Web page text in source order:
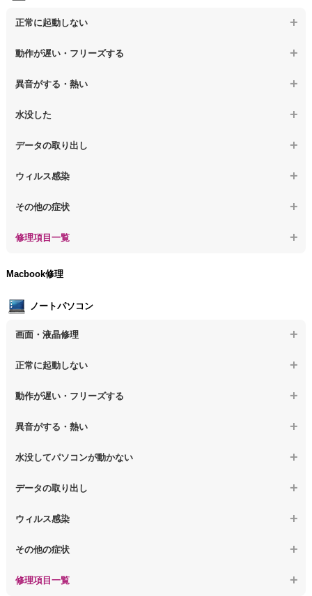
正常に起動しない
【デスクトップPC】電源を押しても反応がない
【デスクトップPC】修復モードから復旧できない
【デスクトップPC】その他の起動しない問題
動作が遅い・フリーズする
【デスクトップPC】操作中の動作が遅い
異音がする・熱い
【デスクトップPC】パソコンから異音がする
水没した
【デスクトップPC】水没してパソコンが動かない
データの取り出し
【デスクトップPC】起動しないPCのデータを復旧
ウィルス感染
【デスクトップPC】特定のプログラムを削除したい
【デスクトップPC】ウィルス感染のその他の問題
その他の症状
【デスクトップPC】事例紹介
修理項目一覧
【デスクトップPC】電源故障
【デスクトップPC】液晶ディスプレイ交換
【デスクトップPC】マザーボード交換
【デスクトップPC】OS再インストール
Macbook修理
ノートパソコン
画面・液晶修理
【ノートパソコン】画面の割れ・破損
正常に起動しない
【ノートパソコン】電源を押しても反応がない
【ノートパソコン】修復モードから復旧できない
【ノートパソコン】その他の起動しない問題
動作が遅い・フリーズする
【ノートパソコン】操作中の動作が重い
異音がする・熱い
【ノートパソコン】パソコンから異音がする
水没してパソコンが動かない
【ノートパソコン】水没してパソコンが動かない
データの取り出し
【ノートパソコン】起動しないPCのデータを復旧
ウィルス感染
【ノートパソコン】特定のプログラムを削除したい
その他の症状
【ノートパソコン】事例紹介
修理項目一覧